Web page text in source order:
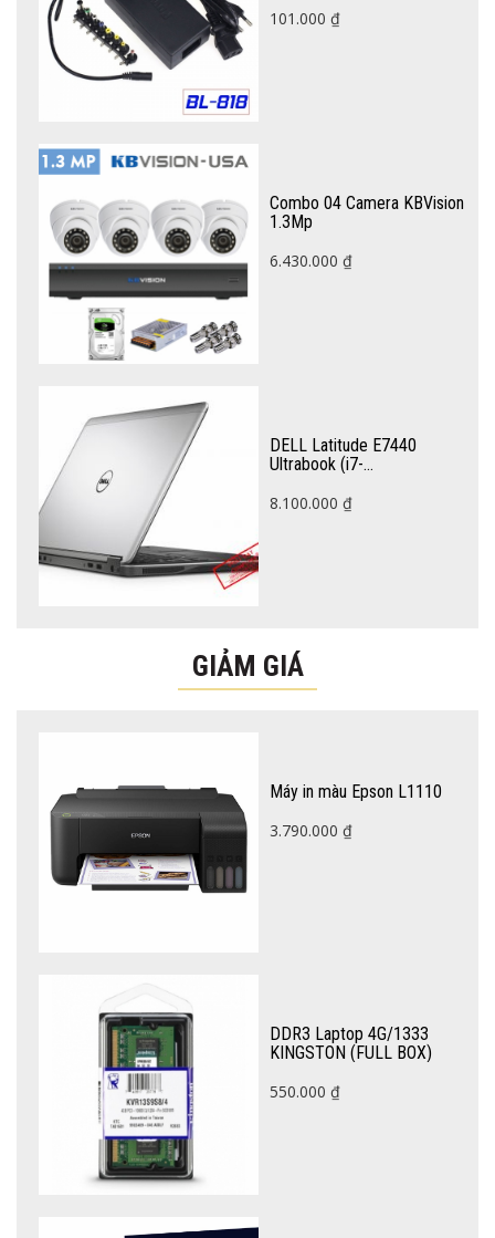
101.000 ₫
Combo 04 Camera KBVision
1.3Mp
6.430.000 ₫
DELL Latitude E7440
Ultrabook (i7-
Renew
8.100.000 ₫
GIẢM GIÁ
Máy in màu Epson L1110
3.790.000 ₫
DDR3 Laptop 4G/1333
KINGSTON (FULL BOX)
550.000 ₫